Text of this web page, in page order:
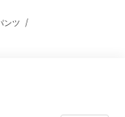
ンツ /